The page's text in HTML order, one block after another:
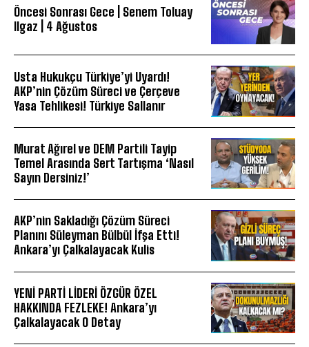
Öncesi Sonrası Gece | Senem Toluay
Ilgaz | 4 Ağustos
Usta Hukukçu Türkiye’yi Uyardı!
AKP’nin Çözüm Süreci ve Çerçeve
Yasa Tehlikesi! Türkiye Sallanır
Murat Ağırel ve DEM Partili Tayip
Temel Arasında Sert Tartışma ‘Nasıl
Sayın Dersiniz!’
AKP’nin Sakladığı Çözüm Süreci
Planını Süleyman Bülbül İfşa Etti!
Ankara’yı Çalkalayacak Kulis
YENİ PARTİ LİDERİ ÖZGÜR ÖZEL
HAKKINDA FEZLEKE! Ankara’yı
Çalkalayacak O Detay